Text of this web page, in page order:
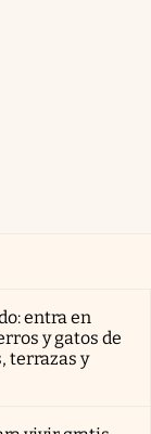
entra en
y gatos de
terrazas y